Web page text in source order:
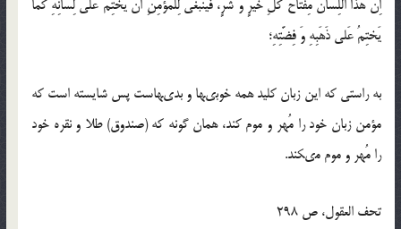
اِنَّ هذَا اللِّسانَ مِفتاحُ كُلِّ خَيرٍ وَ شَرٍّ، فَيَنبَغى لِلمُؤمِنِ اَن يَختِمَ عَلى لِسانِهِ كَما
يَختِمُ عَلى ذَهَبِهِ وَ فِضَّتِهِ؛
به راستى كه اين زبان كليد همه خوبى‏ها و بدى‏هاست پس شايسته است كه
مؤمن زبان خود را مُهر و موم كند، همان گونه كه (صندوق) طلا و نقره خود
را مُهر و موم مى‏كند.
تحف العقول، ص 298